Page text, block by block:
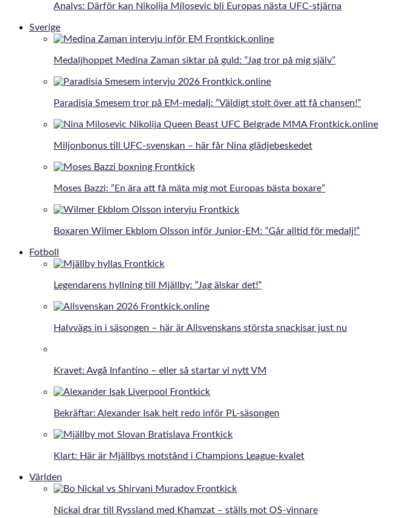
Analys: Därför kan Nikolija Milosevic bli Europas nästa UFC-stjärna
Sverige
Medaljhoppet Medina Zaman siktar på guld: ”Jag tror på mig själv”
Paradisia Smesem tror på EM-medalj: ”Väldigt stolt över att få chansen!”
Miljonbonus till UFC-svenskan – här får Nina glädjebeskedet
Moses Bazzi: ”En ära att få mäta mig mot Europas bästa boxare”
Boxaren Wilmer Ekblom Olsson inför Junior-EM: ”Går alltid för medalj!”
Fotboll
Legendarens hyllning till Mjällby: ”Jag älskar det!”
Halvvägs in i säsongen – här är Allsvenskans största snackisar just nu
Kravet: Avgå Infantino – eller så startar vi nytt VM
Bekräftar: Alexander Isak helt redo inför PL-säsongen
Klart: Här är Mjällbys motstånd i Champions League-kvalet
Världen
Nickal drar till Ryssland med Khamzat – ställs mot OS-vinnare